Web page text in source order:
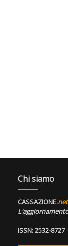
Chi siamo
CASSAZIONE.net
ISSN: 2532-8727